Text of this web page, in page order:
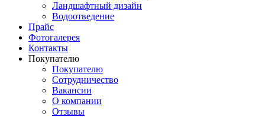
Ландшафтный дизайн
Водоотведение
Прайс
Фотогалерея
Контакты
Покупателю
Покупателю
Сотрудничество
Вакансии
О компании
Отзывы